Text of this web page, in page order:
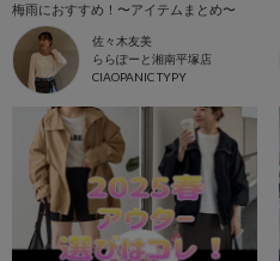
梅雨におすすめ！〜アイテムまとめ〜
佐々木友美
ららぽーと湘南平塚店
CIAOPANIC TYPY